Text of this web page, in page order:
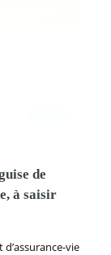
de
à saisir
vie